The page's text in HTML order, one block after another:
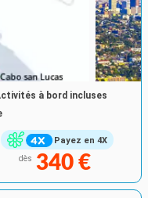
Payez en 4X
à bord incluses
dès 340 €